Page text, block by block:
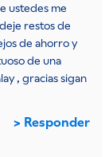
ustedes me
restos de
de ahorro y
de una
, gracias sigan
Responder